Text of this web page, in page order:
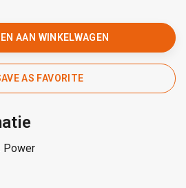
AAN WINKELWAGEN
AS FAVORITE
Power